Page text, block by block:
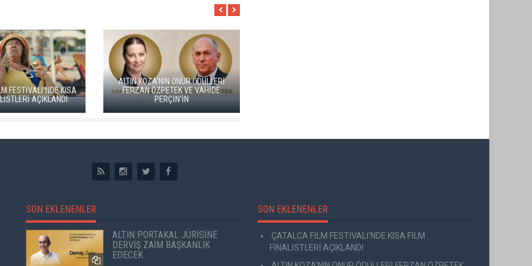
ADANA ALTIN KOZA'DA JÜRİ
BAŞKANI ZUHAL OLCAY
YEŞİM USTAOĞLU'NUN
"ARTAKALAN"I SAN SEBASTIÁN'DA
DÜNYA PRÖMİYERİNİ YAPACAK
SON EKLENENLER
ALTIN PORTAKAL JÜRİSİNE
DERVİŞ ZAİM BAŞKANLIK
EDECEK
SON EKLENENLER
ÇATALCA FİLM FESTİVALİ'NDE KISA FİLM
FİNALİSTLERİ AÇIKLANDI